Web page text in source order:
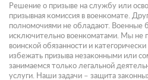
Решение о призыве на службу или
призывная комиссия в военкомате.
полномочиями не обладают. Военные
исключительно военкоматами. Мы не
воинской обязанности и
избежать призыва незаконными или
занимаемся только легальной
услуги. Наши задачи – защита